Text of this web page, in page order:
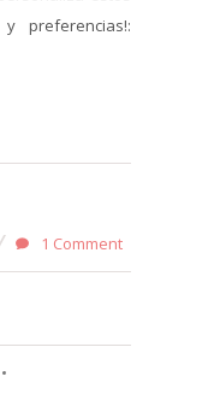
preferencias!:
1 Comment